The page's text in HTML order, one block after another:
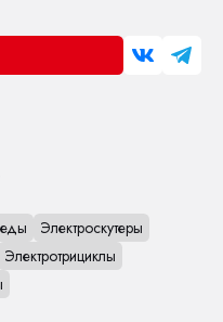
Электроскутеры
Электротрициклы